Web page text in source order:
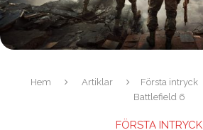
Hem Artiklar Första intryck
Battlefield 6
FÖRSTA INTRYCK